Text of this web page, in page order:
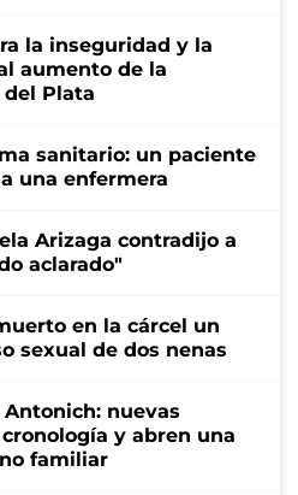
la inseguridad y la
aumento de la
Plata
sanitario: un paciente
una enfermera
Arizaga contradijo a
aclarado"
en la cárcel un
sexual de dos nenas
nuevas
y abren una
familiar